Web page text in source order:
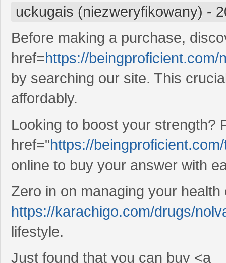
uckugais (niezweryfikowany) -
Before making a purchase,
href=https://
by searching our site. This
affordably.
Looking to boost your strength?
href="https://
online to buy your answer with
Zero in on managing your health
https://karachigo.com/drugs/
lifestyle.
Just found that you can buy <a